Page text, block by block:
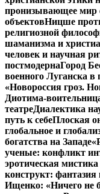
пронизывающее мир
объектовНицше
религиозной
шаманизма и
человек и научная
постмодернаГород
военного Луганска
«Новороссия гроз.
Диотима-
театреДиалектика
путь к себеПлоская
глобальное и
богатства на Западе
ученые: конфликт
эротическая
конструкт: фантазия
Ищенко: «Ничего не